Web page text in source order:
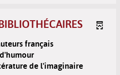
français
de l'imaginaire